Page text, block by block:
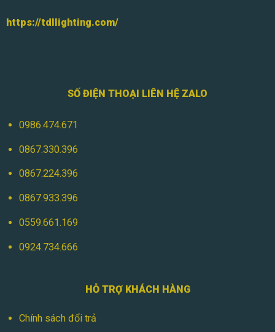
https://tdllighting.com/
SỐ ĐIỆN THOẠI LIÊN HỆ ZALO
0986.474.671
0867.330.396
0867.224.396
0867.933.396
0559.661.169
0924.734.666
HỖ TRỢ KHÁCH HÀNG
Chính sách đổi trả